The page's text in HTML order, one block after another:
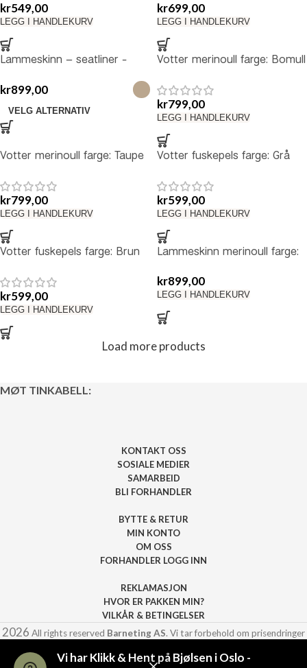
Vi har Klikk & Hent på Bjølsen i Oslo -
kr549,00
LEGG I HANDLEKURV
kr699,00
LEGG I HANDLEKURV
Lammeskinn – seatliner -
kr899,00
VELG ALTERNATIV
Votter merinoull farge: Bomull
kr799,00
LEGG I HANDLEKURV
Votter merinoull farge: Taupe
kr799,00
LEGG I HANDLEKURV
Votter fuskepels farge: Grå
kr599,00
LEGG I HANDLEKURV
Votter fuskepels farge: Brun
kr599,00
LEGG I HANDLEKURV
Lammeskinn merinoull farge:
kr899,00
LEGG I HANDLEKURV
Load more products
MØT TINKABELL:
KONTAKT OSS
SOSIALE MEDIER
SAMARBEID
BLI FORHANDLER
BYTTE & RETUR
MIN KONTO
OM OSS
FORHANDLER LOGG INN
REKLAMASJON
HVOR ER PAKKEN MIN?
VILKÅR & BETINGELSER
2026 All rights reserved Barneting AS. Vi tar forbehold om prisendringer
eller andre feil på siden.